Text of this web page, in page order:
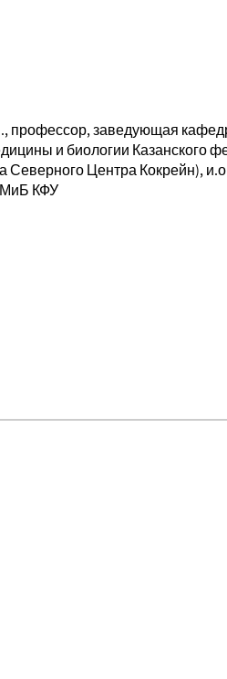
профессор, заведующая
и биологии Казанского
Северного Центра Кокрейн),
КФУ